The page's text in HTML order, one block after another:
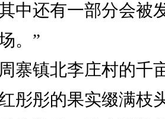
中还有一部分会被
。”
镇北李庄村的千
彤彤的果实缀满枝